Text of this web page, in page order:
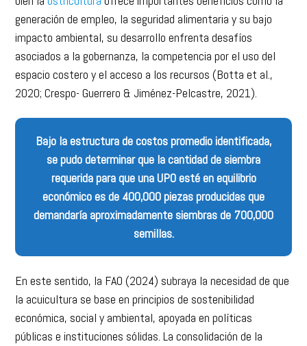
generación de empleo, la seguridad alimentaria y su bajo
impacto ambiental, su desarrollo enfrenta desafíos
asociados a la gobernanza, la competencia por el uso del
espacio costero y el acceso a los recursos (Botta et al.,
2020; Crespo- Guerrero & Jiménez-Pelcastre, 2021).
Bajo la estructura de costos promedio identificada,
se pudo determinar que la cantidad de siembra
requerida para que una UPO esté en equilibrio
económico es de 400,000 piezas producidas que
demandaría aproximadamente siembras de 700,000
semillas.
En este sentido, la FAO (2024) subraya la necesidad de que
la acuicultura se base en principios de sostenibilidad
económica, social y ambiental, apoyada en políticas
públicas e instituciones sólidas. La consolidación de la